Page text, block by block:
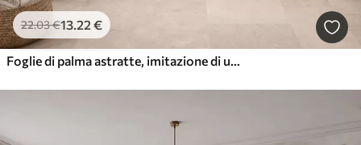
22.03€13.22 €
Foglie di palma astratte, imitazione di un dipinto